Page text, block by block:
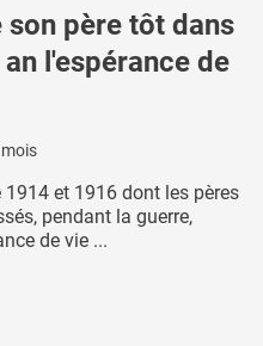
son père tôt dans
l'espérance de
et 1916 dont les pères
pendant la guerre,
de vie ...